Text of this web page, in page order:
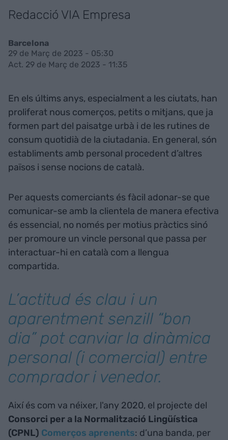
Redacció VIA Empresa
Barcelona
29 de Març de 2023 - 05:30
Act. 29 de Març de 2023 - 11:35
En els últims anys, especialment a les ciutats, han
proliferat nous comerços, petits o mitjans, que ja
formen part del paisatge urbà i de les rutines de
consum quotidià de la ciutadania. En general, són
establiments amb personal procedent d’altres
països i sense nocions de català.
Per aquests comerciants és fàcil adonar-se que
comunicar-se amb la clientela de manera efectiva
és essencial, no només per motius pràctics sinó
per promoure un vincle personal que passa per
interactuar-hi en català com a llengua
compartida.
L’actitud és clau i un
aparentment senzill “bon
dia” pot canviar la dinàmica
personal (i comercial) entre
comprador i venedor.
Així és com va néixer, l'any 2020, el projecte del
Consorci per a la Normalització Lingüística
(CPNL) Comerços aprenents: d’una banda, per